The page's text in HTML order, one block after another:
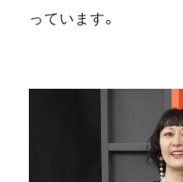
っています。